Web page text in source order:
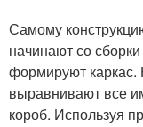
Самому
начинают со
формируют каркас.
выравнивают все
короб. Используя